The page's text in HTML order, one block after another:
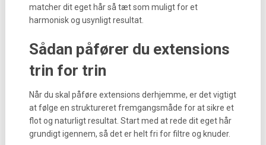
matcher dit eget hår så tæt som muligt for et
harmonisk og usynligt resultat.
Sådan påfører du extensions
trin for trin
Når du skal påføre extensions derhjemme, er det vigtigt
at følge en struktureret fremgangsmåde for at sikre et
flot og naturligt resultat. Start med at rede dit eget hår
grundigt igennem, så det er helt fri for filtre og knuder.